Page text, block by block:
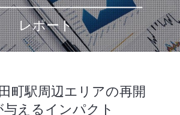
レポート
町駅周辺エリアの再開
与えるインパクト